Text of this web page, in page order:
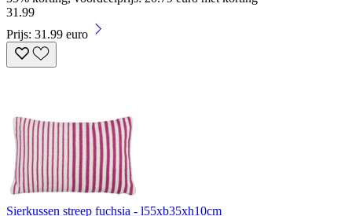
31 .99
Prijs: 31.99 euro
Sierkussen streep fuchsia - l55xb35xh10cm